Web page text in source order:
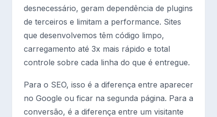
desnecessário, geram dependência de plugins
de terceiros e limitam a performance. Sites
que desenvolvemos têm código limpo,
carregamento até 3x mais rápido e total
controle sobre cada linha do que é entregue.
Para o SEO, isso é a diferença entre aparecer
no Google ou ficar na segunda página. Para a
conversão, é a diferença entre um visitante